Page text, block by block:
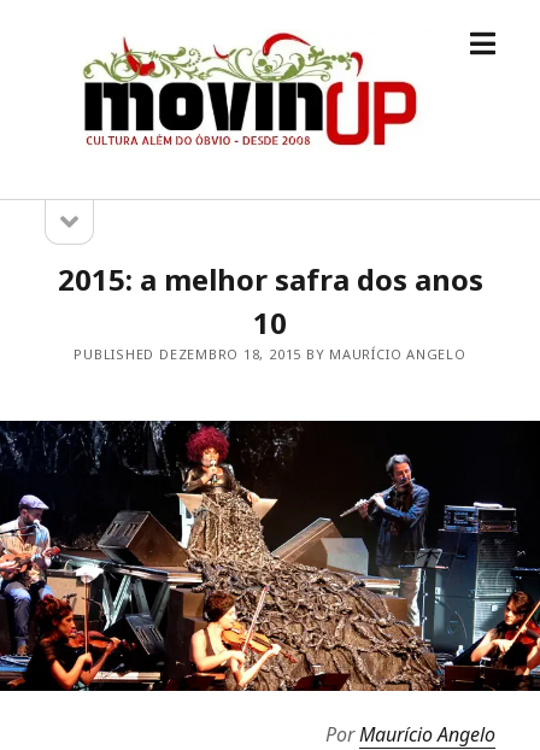
M.O.V.I.N
[UP]
open
Sidebarsidebar
2015: a melhor safra dos anos
10
PUBLISHED DEZEMBRO 18, 2015 BY MAURÍCIO ANGELO
PorMaurício Angelo